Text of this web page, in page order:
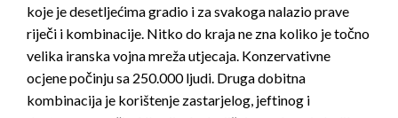
koje je desetljećima gradio i za svakoga nalazio prave
riječi i kombinacije. Nitko do kraja ne zna koliko je točno
velika iranska vojna mreža utjecaja. Konzervativne
ocjene počinju sa 250.000 ljudi. Druga dobitna
kombinacija je korištenje zastarjelog, jeftinog i